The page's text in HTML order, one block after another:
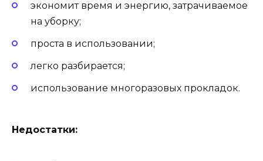
экономит время и энергию, затрачиваемое
на уборку;
проста в использовании;
легко разбирается;
использование многоразовых прокладок.
Недостатки: